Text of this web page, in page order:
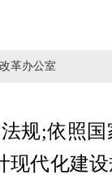
革办公室
规;依照
代化建